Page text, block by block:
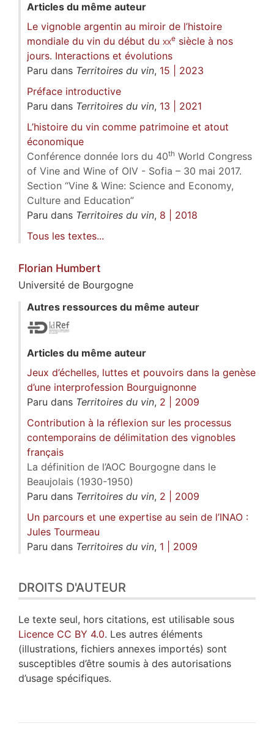
Articles du même auteur
Le vignoble argentin au miroir de l’histoire
mondiale du vin du début du xxe siècle à nos
jours. Interactions et évolutions
Paru dans Territoires du vin, 15 | 2023
Préface introductive
Paru dans Territoires du vin, 13 | 2021
L’histoire du vin comme patrimoine et atout
économique
Conférence donnée lors du 40th World Congress
of Vine and Wine of OIV - Sofia – 30 mai 2017.
Section “Vine & Wine: Science and Economy,
Culture and Education”
Paru dans Territoires du vin, 8 | 2018
Tous les textes...
Florian Humbert
Université de Bourgogne
Autres ressources du même auteur
Articles du même auteur
Jeux d’échelles, luttes et pouvoirs dans la genèse
d’une interprofession Bourguignonne
Paru dans Territoires du vin, 2 | 2009
Contribution à la réflexion sur les processus
contemporains de délimitation des vignobles
français
La définition de l’AOC Bourgogne dans le
Beaujolais (1930-1950)
Paru dans Territoires du vin, 2 | 2009
Un parcours et une expertise au sein de l’INAO :
Jules Tourmeau
Paru dans Territoires du vin, 1 | 2009
DROITS D'AUTEUR
Le texte seul, hors citations, est utilisable sous
Licence CC BY 4.0. Les autres éléments
(illustrations, fichiers annexes importés) sont
susceptibles d’être soumis à des autorisations
d’usage spécifiques.